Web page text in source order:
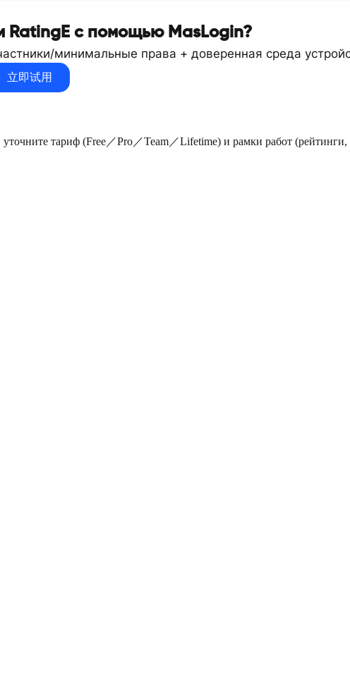
RatingE с помощью MasLogin?
минимальные права + доверенная среда
立即试用
тариф (Free／Pro／Team／Lifetime) и рамки работ